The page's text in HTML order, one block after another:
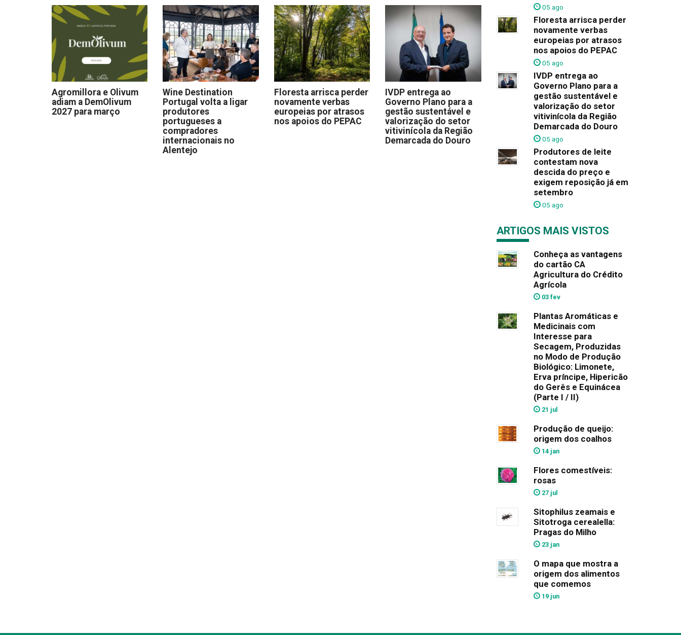
Agromillora e Olivum
adiam a DemOlivum
2027 para março
Wine Destination
Portugal volta a ligar
produtores
portugueses a
compradores
internacionais no
Alentejo
Floresta arrisca perder
novamente verbas
europeias por atrasos
nos apoios do PEPAC
IVDP entrega ao
Governo Plano para a
gestão sustentável e
valorização do setor
vitivinícola da Região
Demarcada do Douro
05 ago
Floresta arrisca perder
novamente verbas
europeias por atrasos
nos apoios do PEPAC
05 ago
IVDP entrega ao
Governo Plano para a
gestão sustentável e
valorização do setor
vitivinícola da Região
Demarcada do Douro
05 ago
Produtores de leite
contestam nova
descida do preço e
exigem reposição já em
setembro
05 ago
ARTIGOS MAIS VISTOS
Conheça as vantagens
do cartão CA
Agricultura do Crédito
Agrícola
03 fev
Plantas Aromáticas e
Medicinais com
Interesse para
Secagem, Produzidas
no Modo de Produção
Biológico: Limonete,
Erva príncipe, Hipericão
do Gerês e Equinácea
(Parte I / II)
21 jul
Produção de queijo:
origem dos coalhos
14 jan
Flores comestíveis:
rosas
27 jul
Sitophilus zeamais e
Sitotroga cerealella:
Pragas do Milho
23 jan
O mapa que mostra a
origem dos alimentos
que comemos
19 jun